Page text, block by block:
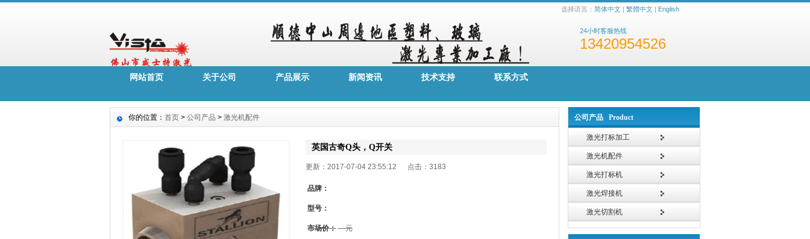
选择语言： 简体中文 | 繁體中文 | English
24小时客服热线
13420954526
网站首页 关于公司 产品展示 新闻资讯 技术支持 联系方式
公司产品 Product
激光打标加工
激光机配件
激光打标机
激光焊接机
激光切割机
你的位置： 首页 > 公司产品 > 激光机配件
英国古奇Q头，Q开关
更新：2017-07-04 23:55:12 点击： 3183
品牌：
型号：
市场价： 元